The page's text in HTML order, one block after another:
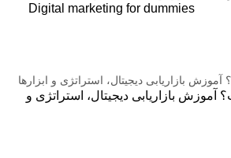
Digital marketing for dummies
بازاریابی دیجیتال، استراتژی و